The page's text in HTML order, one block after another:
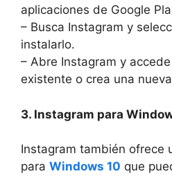
aplicaciones de⁢ Google
– Busca Instagram y
instalarlo.
– Abre Instagram y
existente o crea una‍
3. Instagram para
Instagram‍ también ofrece
para Windows 10 que